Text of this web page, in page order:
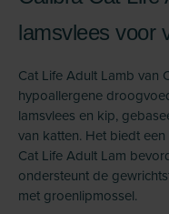
lamsvlees voor
Cat Life Adult Lamb van
hypoallergene
lamsvlees en kip,
van katten. Het biedt
Cat Life Adult Lam
ondersteunt de
met groenlipmossel.